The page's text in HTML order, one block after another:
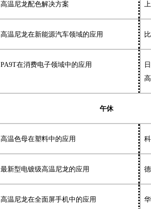
高温尼龙配色解决方案
高温尼龙在新能源汽车领域的应用
PA9T在消费电子领域中的应用
午休
高温色母在塑料中的应用
最新型电镀级高温尼龙的应用
高温尼龙在全面屏手机中的应用